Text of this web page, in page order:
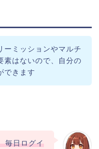
ーミッションやマルチ
素はないので、自分の
できます
毎日ログイ